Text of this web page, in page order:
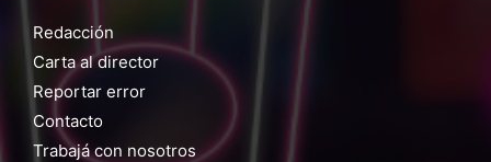
Redacción
Carta al director
Reportar error
Contacto
Trabajá con nosotros